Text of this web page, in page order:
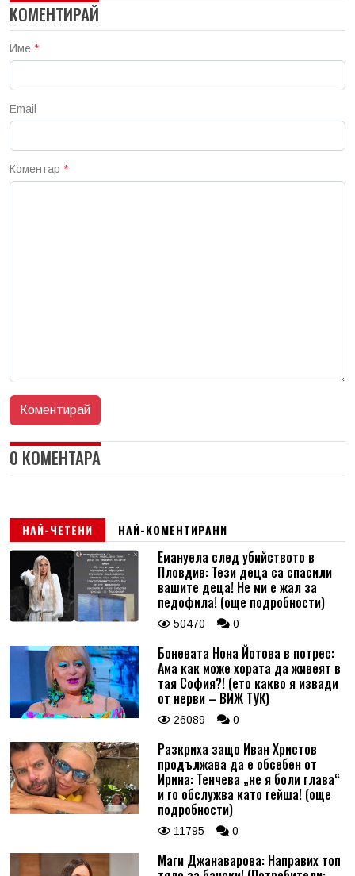
КОМЕНТИРАЙ
Име *
Email
Коментар *
0 КОМЕНТАРА
НАЙ-ЧЕТЕНИ НАЙ-КОМЕНТИРАНИ
Емануела след убийството в
Пловдив: Тези деца са спасили
вашите деца! Не ми е жал за
педофила! (още подробности)
50470 0
Боневата Нона Йотова в потрес:
Ама как може хората да живеят в
тая София?! (ето какво я извади
от нерви – ВИЖ ТУК)
26089 0
Разкриха защо Иван Христов
продължава да е обсебен от
Ирина: Тенчева „не я боли глава“
и го обслужва като гейша! (още
подробности)
11795 0
Маги Джанаварова: Направих топ